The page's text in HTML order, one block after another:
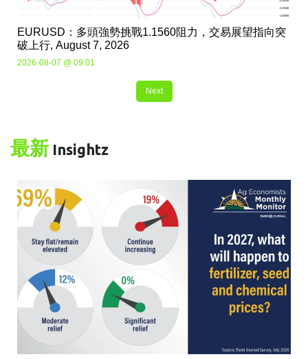
EURUSD：多頭強勢挑戰1.1560阻力，交易展望指向突
破上行, August 7, 2026
2026-08-07 @ 09:01
Next
最新 Insightz